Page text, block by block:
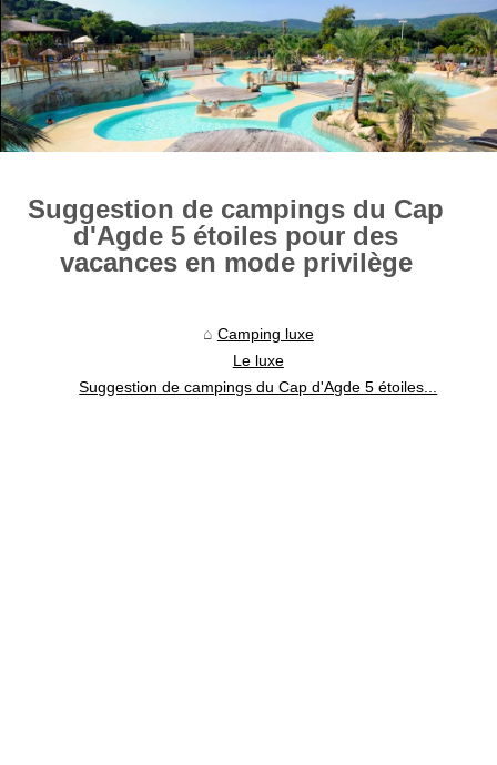
Suggestion de campings du Cap
d'Agde 5 étoiles pour des
vacances en mode privilège
Camping luxe
Le luxe
Suggestion de campings du Cap d'Agde 5 étoiles...